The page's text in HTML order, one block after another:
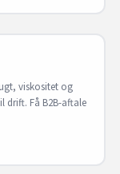
viskositet og
drift. Få B2B-aftale